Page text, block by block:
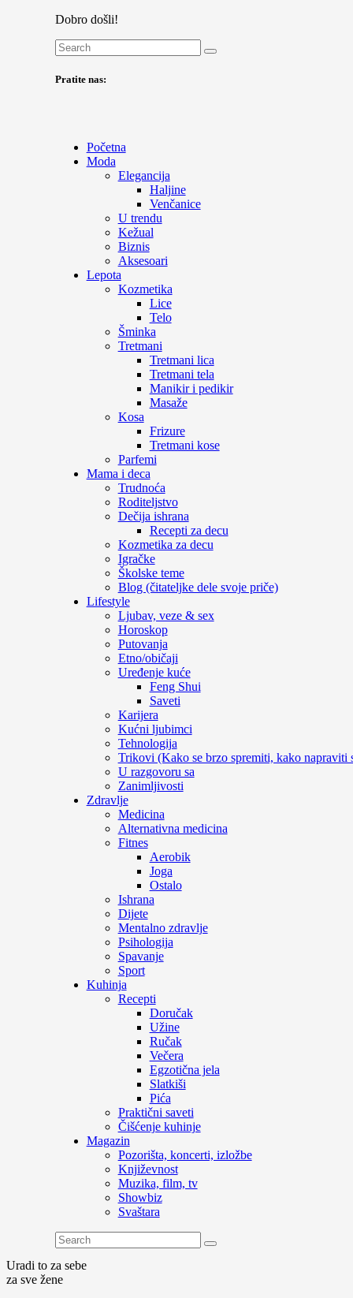
Dobro došli!
Pratite nas:
Početna
Moda
Elegancija
Haljine
Venčanice
U trendu
Kežual
Biznis
Aksesoari
Lepota
Kozmetika
Lice
Telo
Šminka
Tretmani
Tretmani lica
Tretmani tela
Manikir i pedikir
Masaže
Kosa
Frizure
Tretmani kose
Parfemi
Mama i deca
Trudnoća
Roditeljstvo
Dečija ishrana
Recepti za decu
Kozmetika za decu
Igračke
Školske teme
Blog (čitateljke dele svoje priče)
Lifestyle
Ljubav, veze & sex
Horoskop
Putovanja
Etno/običaji
Uređenje kuće
Feng Shui
Saveti
Karijera
Kućni ljubimci
Tehnologija
Trikovi (Kako se brzo spremiti, kako napraviti
U razgovoru sa
Zanimljivosti
Zdravlje
Medicina
Alternativna medicina
Fitnes
Aerobik
Joga
Ostalo
Ishrana
Dijete
Mentalno zdravlje
Psihologija
Spavanje
Sport
Kuhinja
Recepti
Doručak
Užine
Ručak
Večera
Egzotična jela
Slatkiši
Pića
Praktični saveti
Čišćenje kuhinje
Magazin
Pozorišta, koncerti, izložbe
Književnost
Muzika, film, tv
Showbiz
Svaštara
Uradi to za sebe
za sve žene